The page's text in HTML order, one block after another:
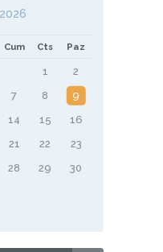
Cum Cts Paz
1
2
7 8
9
14 15
16
21 22
23
28 29
30